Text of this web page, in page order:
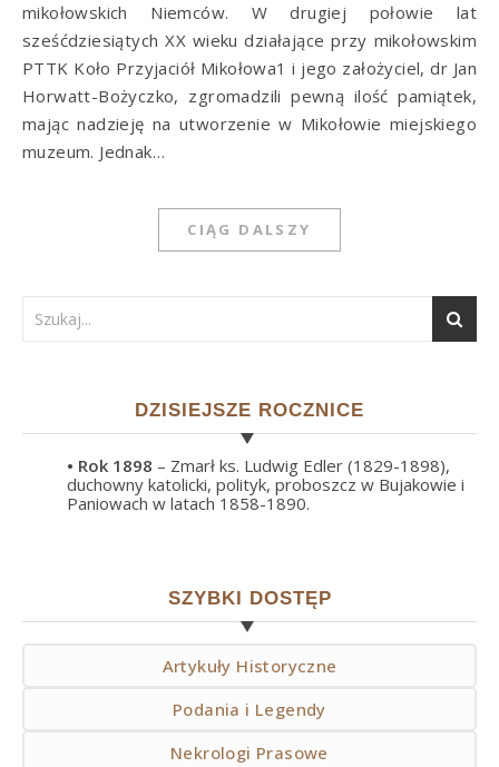
mikołowskich Niemców. W drugiej połowie lat
sześćdziesiątych XX wieku działające przy mikołowskim
PTTK Koło Przyjaciół Mikołowa1 i jego założyciel, dr Jan
Horwatt-Bożyczko, zgromadzili pewną ilość pamiątek,
mając nadzieję na utworzenie w Mikołowie miejskiego
muzeum. Jednak…
CIĄG DALSZY
DZISIEJSZE ROCZNICE
• Rok 1898 – Zmarł ks. Ludwig Edler (1829-1898),
duchowny katolicki, polityk, proboszcz w Bujakowie i
Paniowach w latach 1858-1890.
SZYBKI DOSTĘP
Artykuły Historyczne
Podania i Legendy
Nekrologi Prasowe